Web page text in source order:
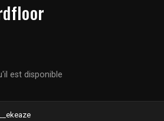
est disponible